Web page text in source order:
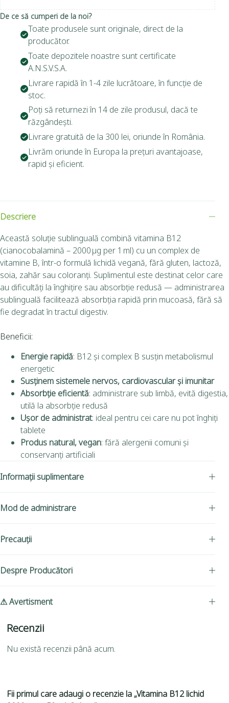
De ce să cumperi de la noi?
Toate produsele sunt originale, direct de la
producător.
Toate depozitele noastre sunt certificate
A.N.S.V.S.A.
Livrare rapidă în 1-4 zile lucrătoare, în funcție de
stoc.
Poți să returnezi în 14 de zile produsul, dacă te
răzgândești.
Livrare gratuită de la 300 lei, oriunde în România.
Livrăm oriunde în Europa la prețuri avantajoase,
rapid și eficient.
Descriere
Această soluție sublinguală combină vitamina B12
(cianocobalamină – 2000 µg per 1 ml) cu un complex de
vitamine B, într-o formulă lichidă vegană, fără gluten, lactoză,
soia, zahăr sau coloranți. Suplimentul este destinat celor care
au dificultăți la înghițire sau absorbție redusă — administrarea
sublinguală facilitează absorbția rapidă prin mucoasă, fără să
fie degradat în tractul digestiv.
Beneficii:
Energie rapidă: B12 și complex B susțin metabolismul
energetic
Susținem sistemele nervos, cardiovascular și imunitar
Absorbție eficientă: administrare sub limbă, evită digestia,
utilă la absorbție redusă
Ușor de administrat: ideal pentru cei care nu pot înghiți
tablete
Produs natural, vegan: fără alergenii comuni și
conservanți artificiali
Informații suplimentare
Mod de administrare
Precauții
Despre Producători
⚠ Avertisment
Recenzii
Nu există recenzii până acum.
Fii primul care adaugi o recenzie la „Vitamina B12 lichid